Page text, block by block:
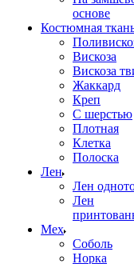
основе
Костюмная
Вискоза
Вискоза
Жаккард
Креп
С шерстью
Плотная
Клетка
Полоска
Лен
Лен
Лен
Мех
Соболь
Норка